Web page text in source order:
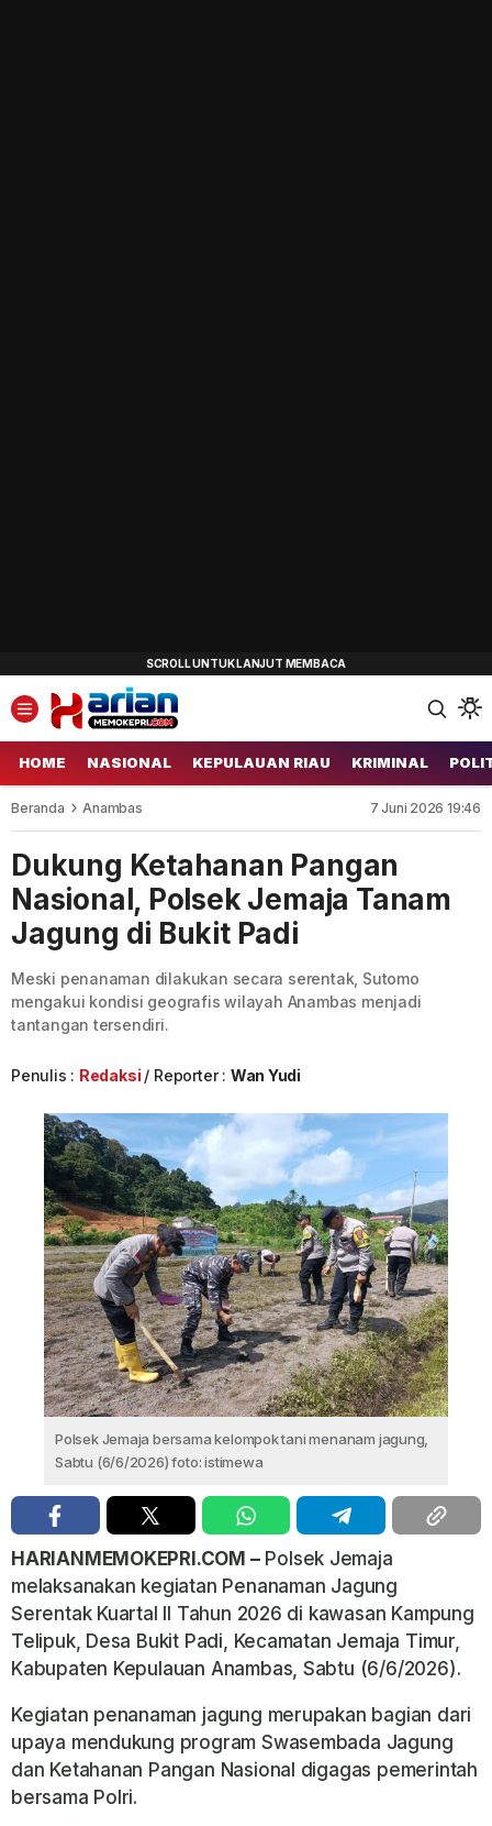
HOME NASIONAL KEPULAUAN RIAU KRIMINAL
Beranda Anambas 7 Juni 2026 19:46
Dukung Ketahanan Pangan
Nasional, Polsek Jemaja Tanam
Jagung di Bukit Padi
Meski penanaman dilakukan secara serentak, Sutomo
mengakui kondisi geografis wilayah Anambas menjadi
tantangan tersendiri.
Penulis : Redaksi Reporter : Wan Yudi
Polsek Jemaja bersama kelompok tani menanam jagung,
Sabtu (6/6/2026) foto: istimewa
HARIANMEMOKEPRI.COM –Polsek Jemaja
melaksanakan kegiatan Penanaman Jagung
Serentak Kuartal II Tahun 2026 di kawasan Kampung
Telipuk, Desa Bukit Padi, Kecamatan Jemaja Timur,
Kabupaten Kepulauan Anambas, Sabtu (6/6/2026).
Kegiatan penanaman jagung merupakan bagian dari
upaya mendukung program Swasembada Jagung
dan Ketahanan Pangan Nasional digagas pemerintah
bersama Polri.